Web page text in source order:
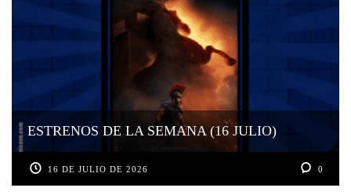
ESTRENOS DE LA SEMANA (16 JULIO)
16 DE JULIO DE 2026 0